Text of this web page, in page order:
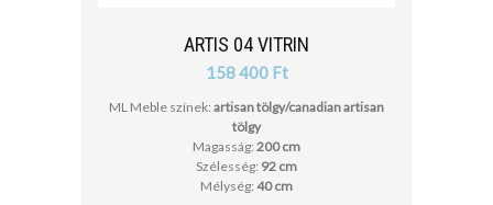
ARTIS 04 VITRIN
158 400 Ft
ML Meble színek: artisan tölgy/canadian artisan
tölgy
Magasság: 200 cm
Szélesség: 92 cm
Mélység: 40 cm